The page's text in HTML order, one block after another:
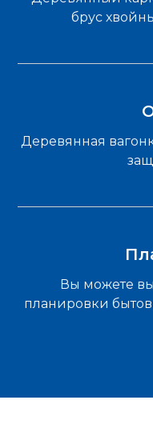
брус
Деревянная
Вы можете
планировки